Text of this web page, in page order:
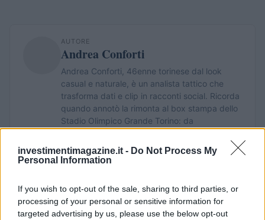
investimentimagazine.it - Do Not Process My
Personal Information
If you wish to opt-out of the sale, sharing to third parties, or
processing of your personal or sensitive information for
targeted advertising by us, please use the below opt-out
AUTORE
Andrea Conforti
Andrea Conforti, 46enne torinese dal look
casual e naturale, è un analista tattico che
trasforma dati e clip in racconti social. Ricorda
quando annotò la rimonta al box stampa dello
Stadio Olimpico Grande Torino: da
che propugna spiegazioni visive per il tifoso
critico. Dettaglio unico: una stagione allenatore